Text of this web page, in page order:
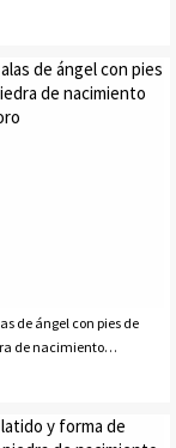
corazón en oro rosa
de ángel con pies de
de nacimiento